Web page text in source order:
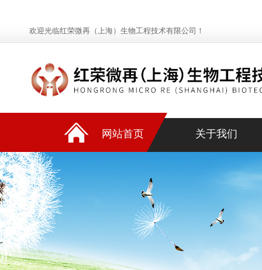
欢迎光临红荣微再（上海）生物工程技术有限公司！
网站首页 关于我们